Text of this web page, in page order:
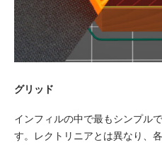
グリッド
インフィルの中で最もシンプル
す。レクトリニアとは異なり、